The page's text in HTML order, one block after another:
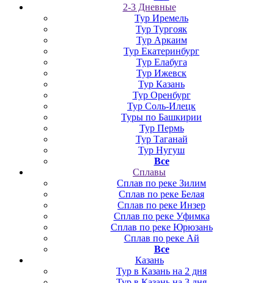
2-3 Дневные
Тур Иремель
Тур Тургояк
Тур Аркаим
Тур Екатеринбург
Тур Елабуга
Тур Ижевск
Тур Казань
Тур Оренбург
Тур Соль-Илецк
Туры по Башкирии
Тур Пермь
Тур Таганай
Тур Нугуш
Все
Сплавы
Сплав по реке Зилим
Сплав по реке Белая
Сплав по реке Инзер
Сплав по реке Уфимка
Сплав по реке Юрюзань
Сплав по реке Ай
Все
Казань
Тур в Казань на 2 дня